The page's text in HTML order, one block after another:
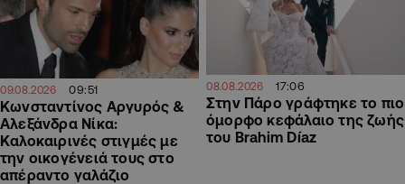
09.08.2026 09:51
Κωνσταντίνος Αργυρός &
Αλεξάνδρα Νίκα:
Καλοκαιρινές στιγμές με
την οικογένειά τους στο
απέραντο γαλάζιο
08.08.2026 17:06
Στην Πάρο γράφτηκε το πιο
όμορφο κεφάλαιο της ζωής
του Brahim Díaz